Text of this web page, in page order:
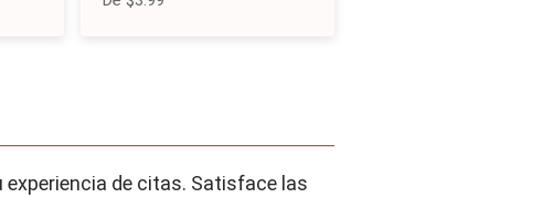
de citas. Satisface las